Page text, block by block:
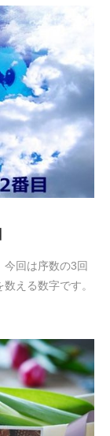
今回は序数の3回
える数字です。